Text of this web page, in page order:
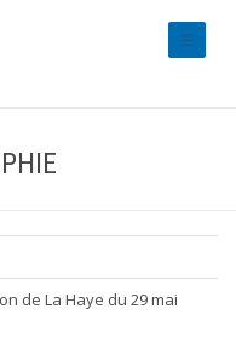
de La Haye du 29 mai